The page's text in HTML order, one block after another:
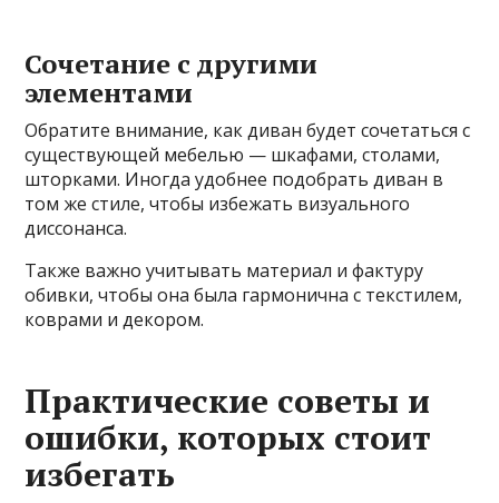
Сочетание с другими
элементами
Обратите внимание, как диван будет сочетаться с
существующей мебелью — шкафами, столами,
шторками. Иногда удобнее подобрать диван в
том же стиле, чтобы избежать визуального
диссонанса.
Также важно учитывать материал и фактуру
обивки, чтобы она была гармонична с текстилем,
коврами и декором.
Практические советы и
ошибки, которых стоит
избегать